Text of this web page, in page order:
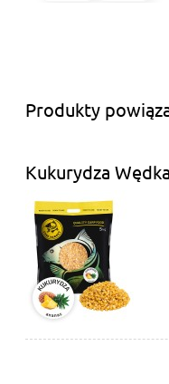
Produkty
Kukurydza